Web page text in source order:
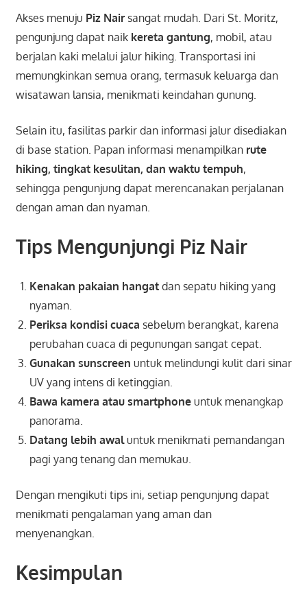
Akses menuju Piz Nairsangat mudah. Dari St. Moritz,
pengunjung dapat naik kereta gantung, mobil, atau
berjalan kaki melalui jalur hiking. Transportasi ini
memungkinkan semua orang, termasuk keluarga dan
wisatawan lansia, menikmati keindahan gunung.
Selain itu, fasilitas parkir dan informasi jalur disediakan
di base station. Papan informasi menampilkan rute
hiking, tingkat kesulitan, dan waktu tempuh,
sehingga pengunjung dapat merencanakan perjalanan
dengan aman dan nyaman.
Tips Mengunjungi Piz Nair
Kenakan pakaian hangatdan sepatu hiking yang
nyaman.
Periksa kondisi cuaca sebelum berangkat, karena
perubahan cuaca di pegunungan sangat cepat.
Gunakan sunscreen untuk melindungi kulit dari sinar
UV yang intens di ketinggian.
Bawa kamera atau smartphoneuntuk menangkap
panorama.
Datang lebih awaluntuk menikmati pemandangan
pagi yang tenang dan memukau.
Dengan mengikuti tips ini, setiap pengunjung dapat
menikmati pengalaman yang aman dan
menyenangkan.
Kesimpulan